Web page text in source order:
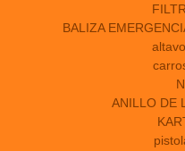
BALIZA
ANILLO DE